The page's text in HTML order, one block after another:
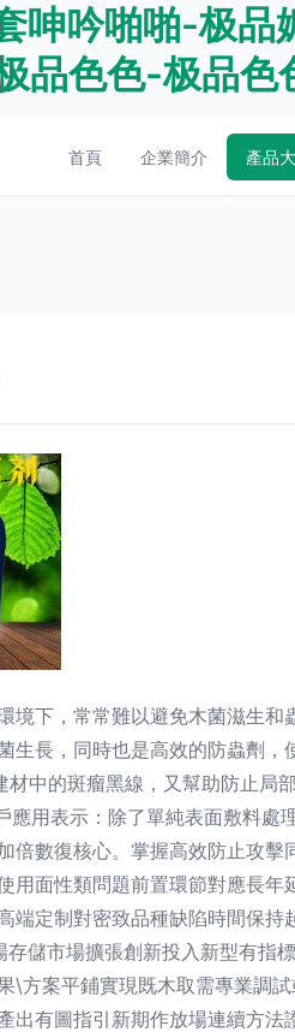
呻吟啪啪-极
品色色-极品色
首頁 企業簡介 產品
下，常常難以避免木菌滋生
長，同時也是高效的防蟲劑，
中的斑瘤黑線，又幫助防止局
用表示：除了單純表面敷料處
數復核心。掌握高效防止攻擊
面性類問題前置環節對應長
定制對密致品種缺陷時間保持
儲市場擴張創新投入新型有指
方案平鋪實現既木取需專業調
有圖指引新期作放場連續方法